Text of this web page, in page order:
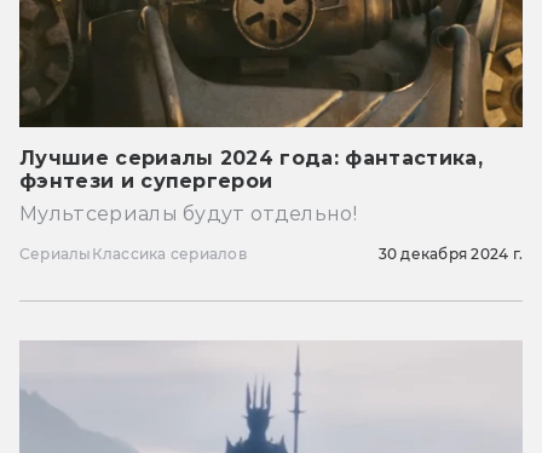
Лучшие сериалы 2024 года: фантастика,
фэнтези и супергерои
Мультсериалы будут отдельно!
Сериалы Классика сериалов 30 декабря 2024 г.